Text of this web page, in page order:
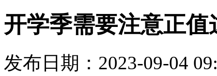
开学季需要注意正
发布日期：2023-09-04